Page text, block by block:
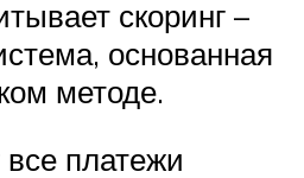
скоринг –
основанная
методе.
платежи